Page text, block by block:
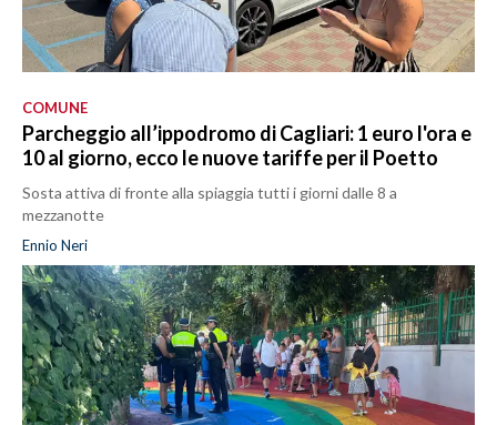
COMUNE
Parcheggio all’ippodromo di Cagliari: 1 euro l'ora e
10 al giorno, ecco le nuove tariffe per il Poetto
Sosta attiva di fronte alla spiaggia tutti i giorni dalle 8 a
mezzanotte
Ennio Neri